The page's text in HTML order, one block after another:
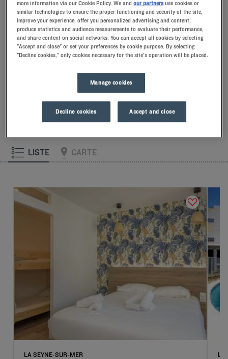
installer le matin et des espaces où passer des moments conviviaux.
Que vous choisissiez une suite spacieuse ou une chambre double
standard, notre structure vous accueille pour une nuit
Nos hôtels à La Seyne-sur-Mer
Dès votre arrivée, nos hôteliers vous accueillent avec le
sourire et de petites attentions. Vous découvrirez le confort
commencer la journée, goûtez à la différence Kyriad et
laissez-vous tenter par la fraîcheur du Frozen Yogurt au petit-
LISTE CARTE
LA SEYNE-SUR-MER
LA
more information via our Cookie Policy. We andour partners use cookies or
similar technologies to ensure the proper functioning and security of the site,
improve your experience, offer you personalized advertising and content,
produce statistics and audience measurements to evaluate their performance,
and share content on social networks. You can accept all cookies by selecting
"Accept and close" or set your preferences by cookie purpose. By selecting
"Decline cookies," only cookies necessary for the site's operation will be placed.
Manage cookies
Decline cookies Accept and close